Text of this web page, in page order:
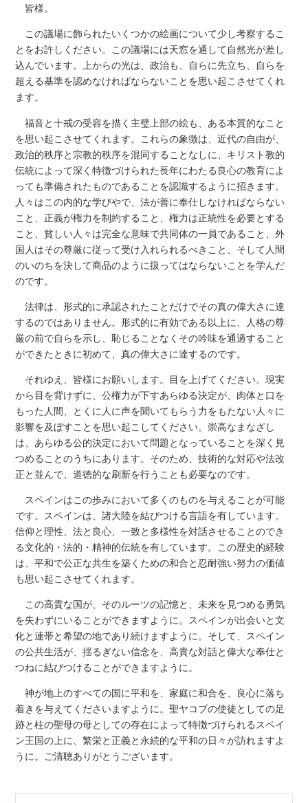
皆様。
この議場に飾られたいくつかの絵画について少し考察するこ
とをお許しください。この議場には天窓を通して自然光が差し
込んでいます。上からの光は、政治も、自らに先立ち、自らを
超える基準を認めなければならないことを思い起こさせてくれ
ます。
福音と十戒の受容を描く主璧上部の絵も、ある本質的なこと
を思い起こさせてくれます。これらの象徴は、近代の自由が、
政治的秩序と宗教的秩序を混同することなしに、キリスト教的
伝統によって深く特徴づけられた長年にわたる良心の教育によ
っても準備されたものであることを認識するように招きます。
人々はこの内的な学びやで、法が善に奉仕しなければならない
こと、正義が権力を制約すること、権力は正統性を必要とする
こと、貧しい人々は完全な意味で共同体の一員であること、外
国人はその尊厳に従って受け入れられるべきこと、そして人間
のいのちを決して商品のように扱ってはならないことを学んだ
のです。
法律は、形式的に承認されたことだけでその真の偉大さに達
するのではありません。形式的に有効である以上に、人格の尊
厳の前で自らを示し、恥じることなくその吟味を通過すること
ができたときに初めて、真の偉大さに達するのです。
それゆえ、皆様にお願いします。目を上げてください。現実
から目を背けずに、公権力が下すあらゆる決定が、肉体と口を
もった人間、とくに人に声を聞いてもらう力をもたない人々に
影響を及ぼすことを思い起こしてください。崇高なまなざし
は、あらゆる公的決定において問題となっていることを深く見
つめることのうちにあります。そのため、技術的な対応や法改
正と並んで、道徳的な刷新を行うことも必要なのです。
スペインはこの歩みにおいて多くのものを与えることが可能
です。スペインは、諸大陸を結びつける言語を有しています。
信仰と理性、法と良心、一致と多様性を対話させることのでき
る文化的・法的・精神的伝統を有しています。この歴史的経験
は、平和で公正な共生を築くための和合と忍耐強い努力の価値
も思い起こさせてくれます。
この高貴な国が、そのルーツの記憶と、未来を見つめる勇気
を失わずにいることができますように。スペインが出会いと文
化と連帯と希望の地であり続けますように。そして、スペイン
の公共生活が、揺るぎない信念を、高貴な対話と偉大な奉仕と
つねに結びつけることができますように。
神が地上のすべての国に平和を、家庭に和合を、良心に落ち
着きを与えてくださいますように。聖ヤコブの使徒としての足
跡と柱の聖母の母としての存在によって特徴づけられるスペイ
ン王国の上に、繁栄と正義と永続的な平和の日々が訪れますよ
うに。ご清聴ありがとうございます。